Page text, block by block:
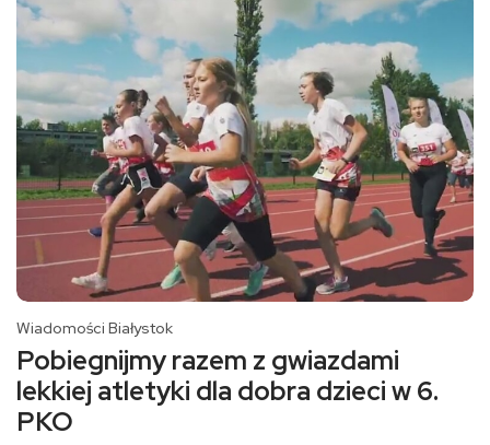
Wiadomości Białystok
Pobiegnijmy razem z gwiazdami
lekkiej atletyki dla dobra dzieci w 6.
PKO